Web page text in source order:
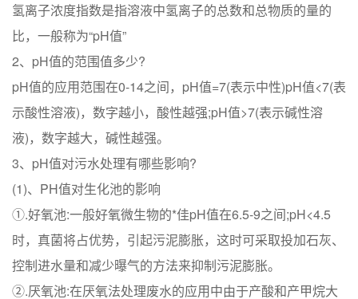
氢离子浓度指数是指溶液中氢离子的总数和总物质的量的
比，一般称为“pH值”
2、pH值的范围值多少?
pH值的应用范围在0-14之间，pH值=7(表示中性)pH值<7(表
示酸性溶液)，数字越小，酸性越强;pH值>7(表示碱性溶
液)，数字越大，碱性越强。
3、pH值对污水处理有哪些影响?
(1)、PH值对生化池的影响
①.好氧池:一般好氧微生物的*佳pH值在6.5-9之间;pH<4.5
时，真菌将占优势，引起污泥膨胀，这时可采取投加石灰、
控制进水量和减少曝气的方法来抑制污泥膨胀。
②.厌氧池:在厌氧法处理废水的应用中由于产酸和产甲烷大